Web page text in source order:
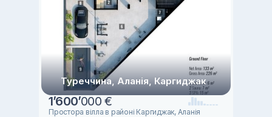
Туреччина, Аланія, Каргиджак
1’600’000 €
Простора вілла в районі Каргиджак, Аланія